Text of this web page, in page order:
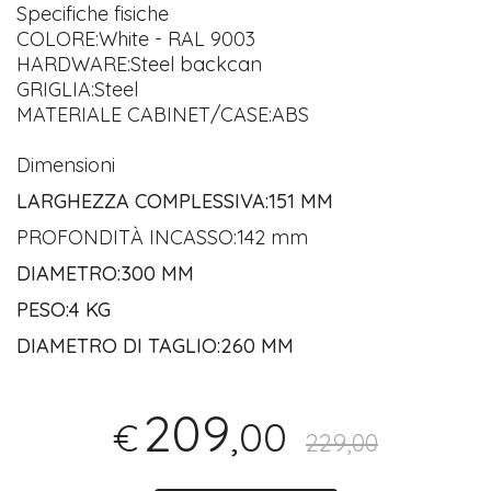
Specifiche fisiche
COLORE:White - RAL 9003
HARDWARE:Steel backcan
GRIGLIA:Steel
MATERIALE CABINET/CASE:ABS
Dimensioni
LARGHEZZA COMPLESSIVA:151 MM
PROFONDITÀ INCASSO:142 mm
DIAMETRO:300 MM
PESO:4 KG
DIAMETRO DI TAGLIO:260 MM
€209,00 229,00